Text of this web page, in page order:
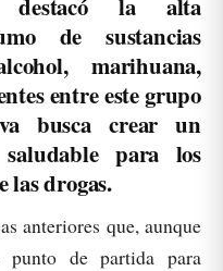
destacó la alta
de sustancias
marihuana,
entre este grupo
busca crear un
para los
las drogas.
anteriores que, aunque
punto de partida para